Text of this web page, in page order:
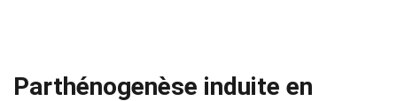
Parthénogenèse induite en